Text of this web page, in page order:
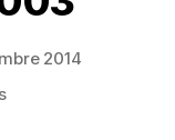
2014
sur